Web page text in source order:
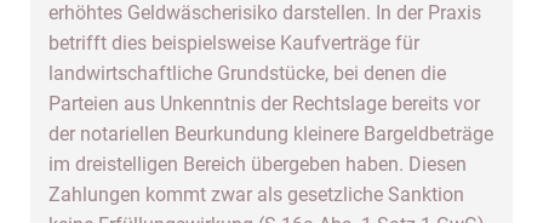
erhöhtes Geldwäscherisiko darstellen. In der Praxis
betrifft dies beispielsweise Kaufverträge für
landwirtschaftliche Grundstücke, bei denen die
Parteien aus Unkenntnis der Rechtslage bereits vor
der notariellen Beurkundung kleinere Bargeldbeträge
im dreistelligen Bereich übergeben haben. Diesen
Zahlungen kommt zwar als gesetzliche Sanktion